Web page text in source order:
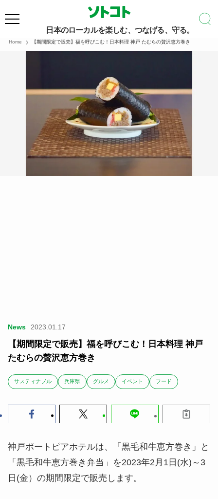
日本のローカルを楽しむ、つなげる、守る。
Home 【期間限定で販売】福を呼びこむ！日本料理 神戸 たむらの贅沢恵方巻き
News 2023.01.17
【期間限定で販売】福を呼びこむ！日本料理 神戸
たむらの贅沢恵方巻き
サスティナブル 兵庫県 グルメ イベント フード
神戸ポートピアホテルは、「黒毛和牛恵方巻き」と
「黒毛和牛恵方巻き弁当」を2023年2月1日(水)～3
日(金）の期間限定で販売します。